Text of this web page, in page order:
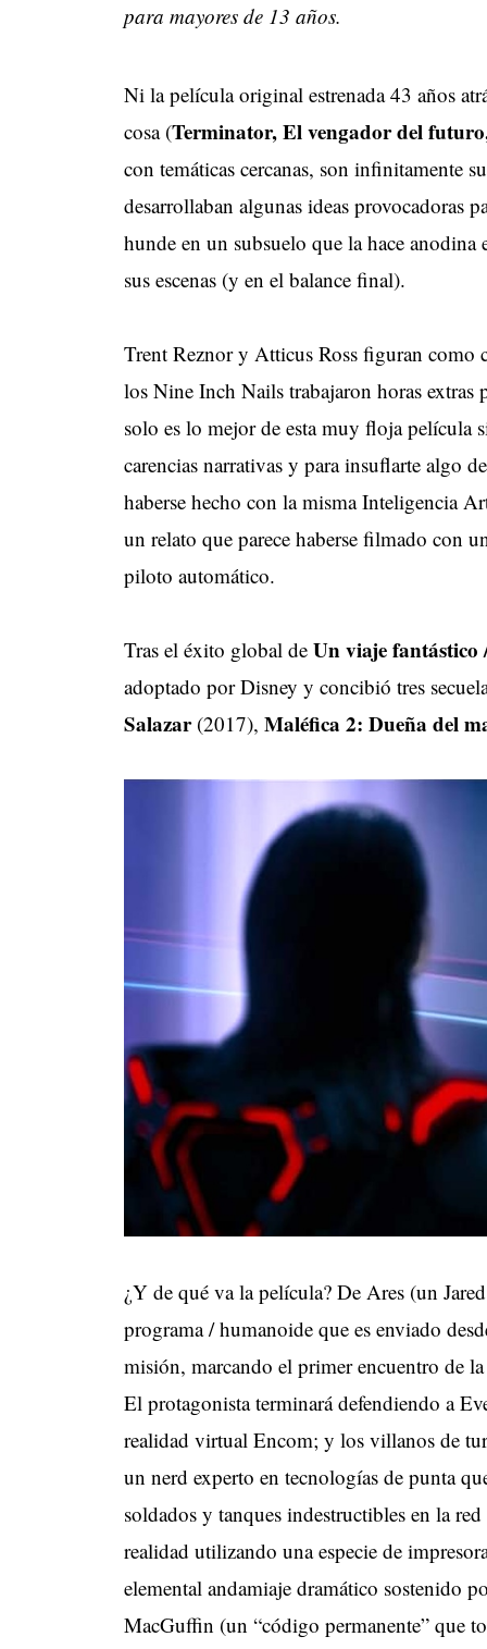
para mayores de 13 años.
Ni la película original estrenada 43 años
cosa (Terminator, El vengador del
con temáticas cercanas, son infinitamente
desarrollaban algunas ideas provocadoras
hunde en un subsuelo que la hace anodina
sus escenas (y en el balance final).
Trent Reznor y Atticus Ross figuran como
los Nine Inch Nails trabajaron horas extras
solo es lo mejor de esta muy floja película
carencias narrativas y para insuflarte algo
haberse hecho con la misma Inteligencia
un relato que parece haberse filmado con
piloto automático.
Tras el éxito global de Un viaje
adoptado por Disney y concibió tres
Salazar(2017), Maléfica 2: Dueña del
¿Y de qué va la película? De Ares (un
programa / humanoide que es enviado
misión, marcando el primer encuentro de
El protagonista terminará defendiendo a
realidad virtual Encom; y los villanos de
un nerd experto en tecnologías de punta
soldados y tanques indestructibles en la
realidad utilizando una especie de
elemental andamiaje dramático sostenido
MacGuffin (un “código permanente” que